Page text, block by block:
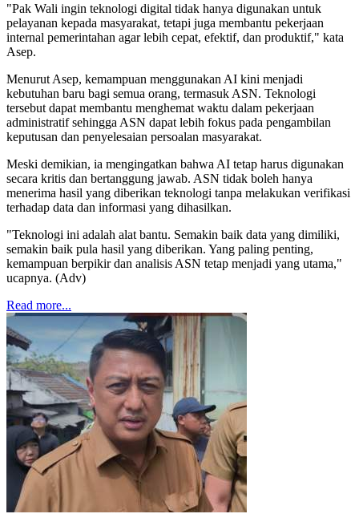
"Pak Wali ingin teknologi digital tidak hanya digunakan untuk
pelayanan kepada masyarakat, tetapi juga membantu pekerjaan
internal pemerintahan agar lebih cepat, efektif, dan produktif," kata
Asep.
Menurut Asep, kemampuan menggunakan AI kini menjadi
kebutuhan baru bagi semua orang, termasuk ASN. Teknologi
tersebut dapat membantu menghemat waktu dalam pekerjaan
administratif sehingga ASN dapat lebih fokus pada pengambilan
keputusan dan penyelesaian persoalan masyarakat.
Meski demikian, ia mengingatkan bahwa AI tetap harus digunakan
secara kritis dan bertanggung jawab. ASN tidak boleh hanya
menerima hasil yang diberikan teknologi tanpa melakukan verifikasi
terhadap data dan informasi yang dihasilkan.
"Teknologi ini adalah alat bantu. Semakin baik data yang dimiliki,
semakin baik pula hasil yang diberikan. Yang paling penting,
kemampuan berpikir dan analisis ASN tetap menjadi yang utama,"
ucapnya. (Adv)
Read more...